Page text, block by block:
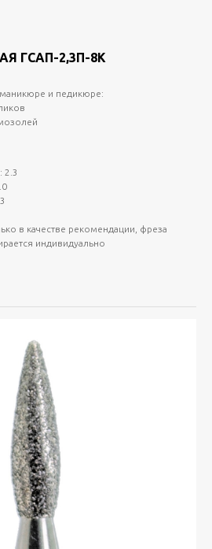
ГСАП-2,3П-8К
и педикюре:
2.3
в качестве рекомендации, фреза
индивидуально